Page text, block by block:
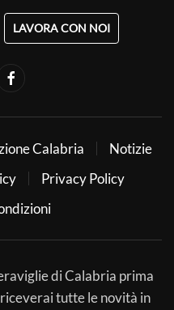
LAVORA CON NOI
Calabria
Notizie
Privacy Policy
di Calabria prima
tutte le novità in